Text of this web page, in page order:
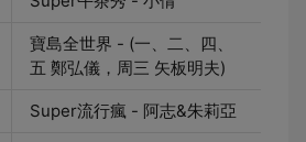
寶島全世界 - (一、二、四、
五 鄭弘儀，周三 矢板明夫)
Super流行瘋 - 阿志&朱莉亞